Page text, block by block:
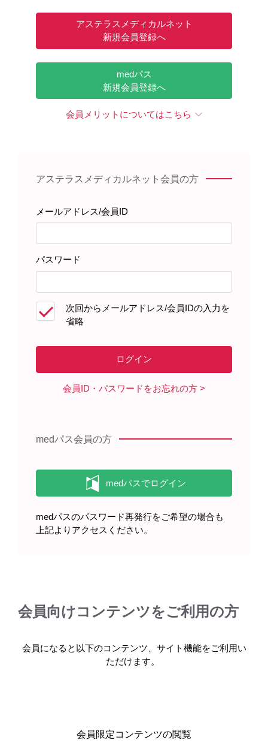
製品に関する資料
ビロイと化学療法による治療を受
月）
ビロイと化学療法による治療を受
ける患者さんとそのご家族へ
（2024年11月）
ビロイ点滴静注用100mg・300mg
アステラスメディカルネット
新規会員登録へ
medパス
新規会員登録へ
会員メリットについてはこちら
アステラスメディカルネット会員の方
メールアドレス/会員ID
パスワード
次回からメールアドレス/会員IDの入力を
省略
会員ID・パスワードをお忘れの方
medパス会員の方
medパスのパスワード再発行をご希望の場合も
上記よりアクセスください。
会員向けコンテンツをご利用の方
会員になると以下のコンテンツ、サイト機能をご利用い
ただけます。
会員限定コンテンツの閲覧